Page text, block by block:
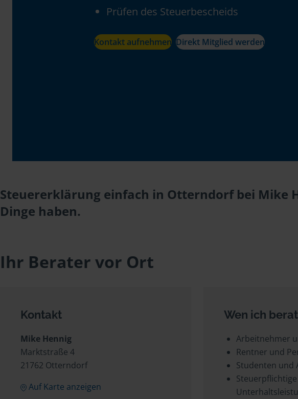
Prüfen des Steuerbescheids
Kontakt aufnehmen Direkt Mitglied werden
Steuererklärung einfach in Otterndorf bei Mike
Dinge haben.
Ihr Berater vor Ort
Kontakt
Mike Hennig
Marktstraße 4
21762 Otterndorf
Auf Karte anzeigen
Wen ich
Arbeitnehmer
Rentner und
Studenten und